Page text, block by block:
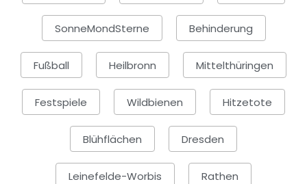
SonneMondSterne Behinderung
Fußball Heilbronn Mittelthüringen
Festspiele Wildbienen Hitzetote
Blühflächen Dresden
Leinefelde-Worbis Rathen